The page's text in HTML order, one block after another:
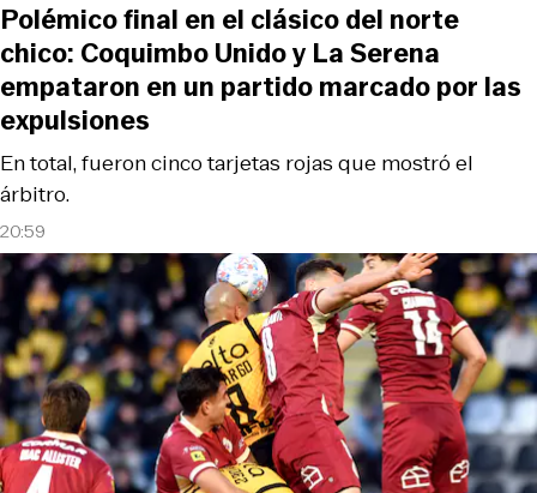
20:59
En total, fueron cinco tarjetas rojas que mostró el
árbitro.
Polémico final en el clásico del norte
chico: Coquimbo Unido y La Serena
empataron en un partido marcado por las
expulsiones